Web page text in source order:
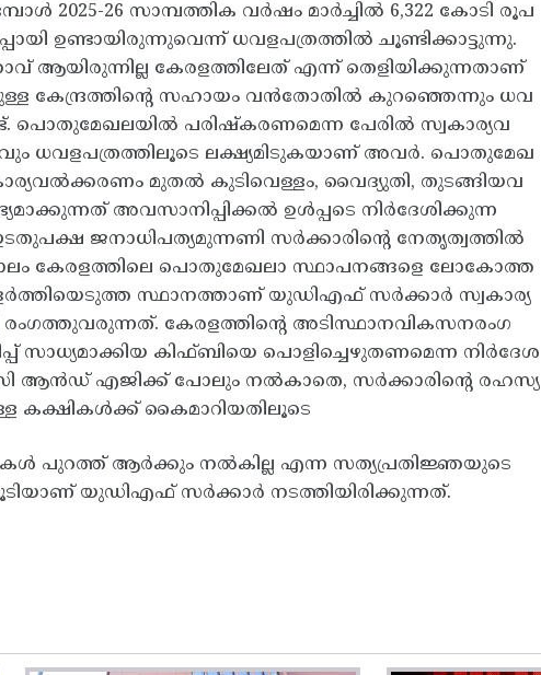
2025-26 സാമ്പത്തിക വർഷം മാർച്ചിൽ 6,322 കോടി രൂപ
ഉണ്ടായിരുന്നുവെന്ന് ധവളപത്രത്തിൽ ചൂണ്ടിക്കാട്ടുന്നു.
ആയിരുന്നില്ല കേരളത്തിലേത് എന്ന് തെളിയിക്കുന്നതാണ്
കേന്ദ്രത്തിന്റെ സഹായം വൻതോതിൽ കുറഞ്ഞെന്നും ധവ
പൊതുമേഖലയിൽ പരിഷ്കരണമെന്ന പേരിൽ സ്വകാര്യവ
ധവളപത്രത്തിലൂടെ ലക്ഷ്യമിടുകയാണ് അവർ. പൊതുമേഖ
മുതൽ കുടിവെള്ളം‍, വൈദ്യുതി, തുടങ്ങിയവ
അവസാനിപ്പിക്കൽ ഉൾപ്പടെ നിർദേശിക്കുന്ന
ജനാധിപത്യമുന്നണി സർക്കാരിൻ്റെ നേതൃത്വത്തിൽ
കേരളത്തിലെ പൊതുമേഖലാ സ്ഥാപനങ്ങളെ ലോകോത്ത
സ്ഥാനത്താണ് യുഡിഎഫ് സർക്കാർ സ്വകാര്യ
കേരളത്തിന്റെ അടിസ്ഥാനവികസനരംഗ
സാധ്യമാക്കിയ കിഫ്ബിയെ പൊളിച്ചെഴുതണമെന്ന നിർദേശ
ആൻഡ് എജിക്ക് പോലും നൽകാതെ, സർക്കാരിന്റെ രഹസ്യ
കക്ഷികൾക്ക് കൈമാറിയതിലൂടെ
പുറത്ത് ആർക്കും നൽകില്ല എന്ന സത്യപ്രതിജ്ഞയുടെ
യുഡിഎഫ് സർക്കാർ നടത്തിയിരിക്കുന്നത്.